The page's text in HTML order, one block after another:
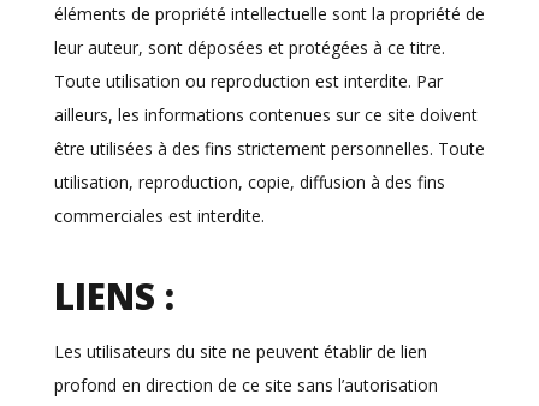
éléments de propriété intellectuelle sont la propriété de
leur auteur, sont déposées et protégées à ce titre.
Toute utilisation ou reproduction est interdite. Par
ailleurs, les informations contenues sur ce site doivent
être utilisées à des fins strictement personnelles. Toute
utilisation, reproduction, copie, diffusion à des fins
commerciales est interdite.
LIENS :
Les utilisateurs du site ne peuvent établir de lien
profond en direction de ce site sans l’autorisation